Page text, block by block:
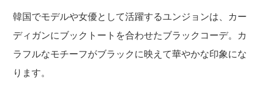
韓国でモデルや女優として活躍するユンジョンは、カー
ディガンにブックトートを合わせたブラックコーデ。カ
ラフルなモチーフがブラックに映えて華やかな印象にな
ります。